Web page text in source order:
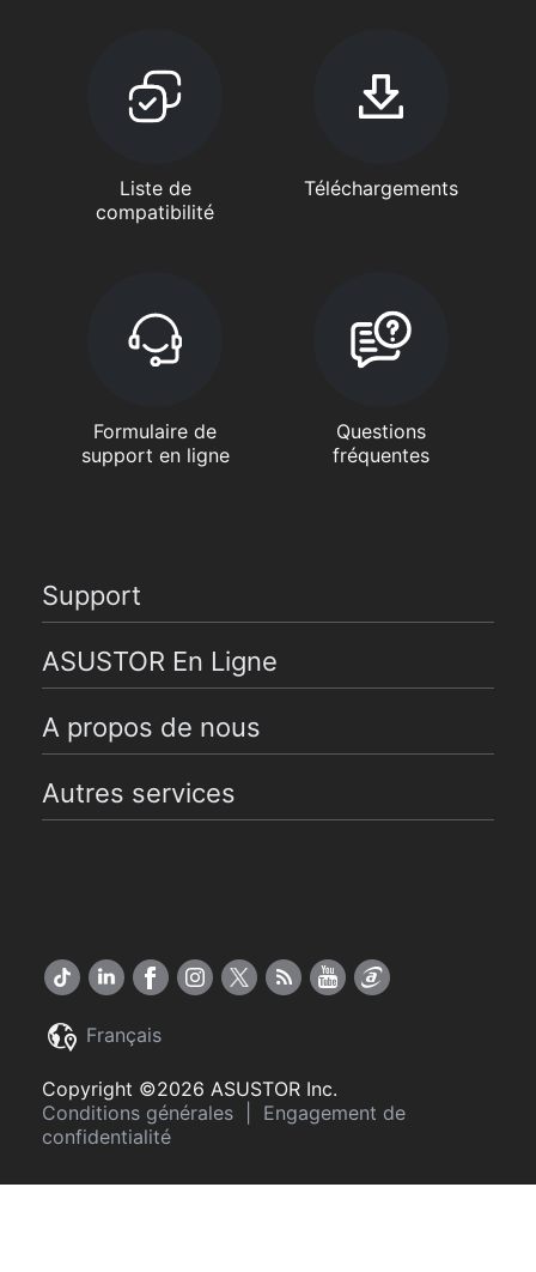
Liste de
compatibilité
Téléchargements
Formulaire de
support en ligne
Questions
fréquentes
Support
ASUSTOR En Ligne
A propos de nous
Autres services
Français
Copyright ©2026 ASUSTOR Inc.
Conditions générales
Engagement de
confidentialité